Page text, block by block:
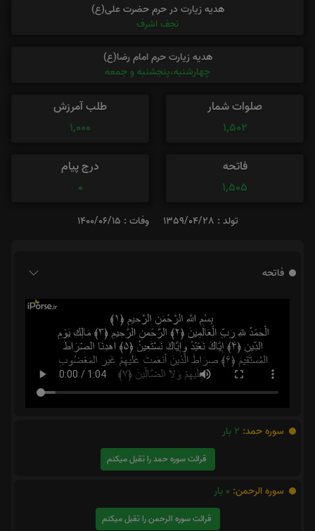
هدیه زیارت در حرم حضرت علی(ع)
نجف اشرف
هدیه زیارت حرم امام رضا(ع)
چهارشنبه،پنجشنبه و جمعه
صلوات شمار
1,502
طلب آمرزش
1,000
فاتحه
1,505
درج پیام
0
تولد : 1359/04/28 وفات : 1400/06/15
فاتحه
سوره حمد: 2 بار
قرائت سوره حمد را تقبل میکنم
سوره الرحمن: 0 بار
قرائت سوره الرحمن را تقبل میکنم